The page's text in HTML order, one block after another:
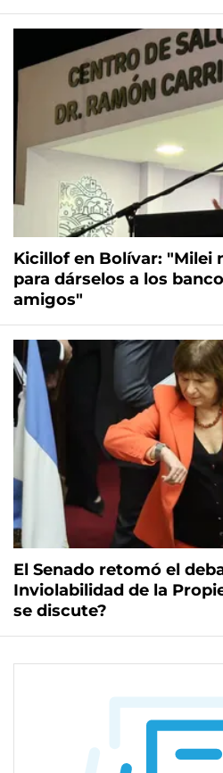
Kicillof en Bolívar: "Milei
para dárselos a los
amigos"
El Senado retomó el
Inviolabilidad de la
se discute?